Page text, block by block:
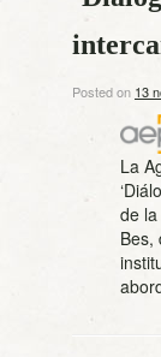
Posted on 13
La
de
Bes,